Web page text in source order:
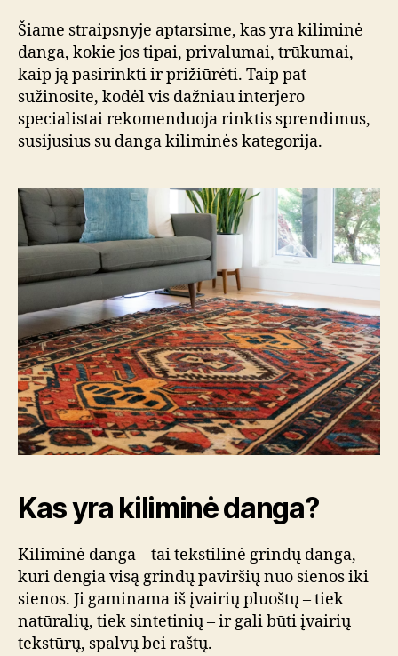
Šiame straipsnyje aptarsime, kas yra kiliminė
danga, kokie jos tipai, privalumai, trūkumai,
kaip ją pasirinkti ir prižiūrėti. Taip pat
sužinosite, kodėl vis dažniau interjero
specialistai rekomenduoja rinktis sprendimus,
susijusius su danga kiliminės kategorija.
Kas yra kiliminė danga?
Kiliminė danga – tai tekstilinė grindų danga,
kuri dengia visą grindų paviršių nuo sienos iki
sienos. Ji gaminama iš įvairių pluoštų – tiek
natūralių, tiek sintetinių – ir gali būti įvairių
tekstūrų, spalvų bei raštų.